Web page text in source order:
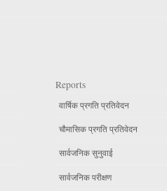
Reports
वार्षिक प्रगति प्रतिवेदन
चौमासिक प्रगति प्रतिवेदन
सार्वजनिक सुनुवाई
सार्वजनिक परीक्षण